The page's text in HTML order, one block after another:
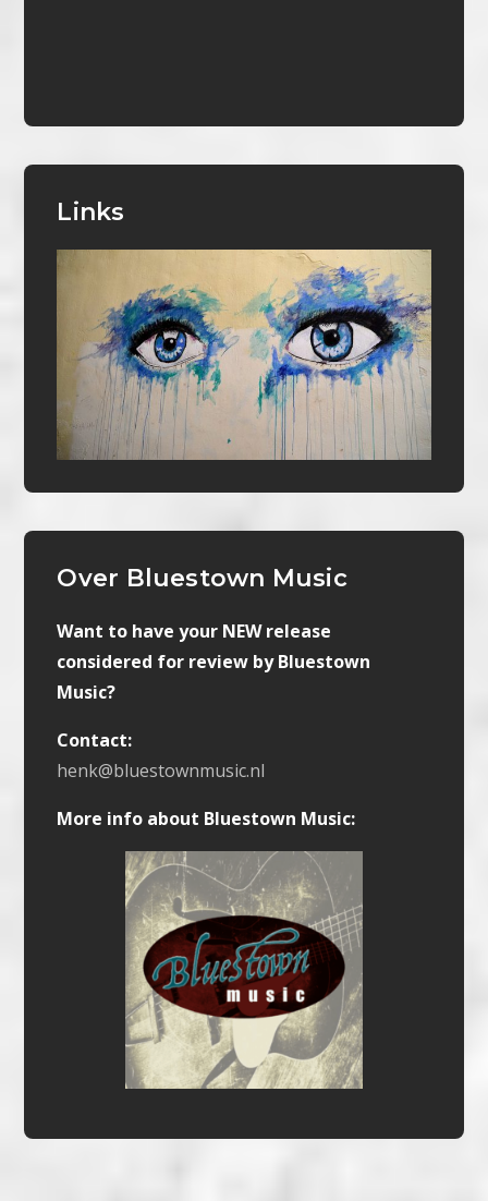
Links
Over Bluestown Music
Want to have your NEW release
considered for review by Bluestown
Music?
Contact:
henk@bluestownmusic.nl
More info about Bluestown Music: